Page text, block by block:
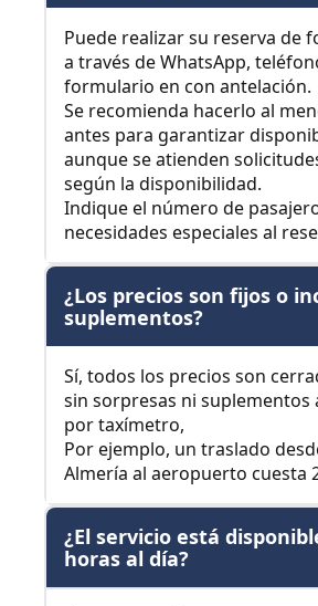
Puede realizar su reserva de
a través de WhatsApp,
formulario en con antelación.
Se recomienda hacerlo al
antes para garantizar
aunque se atienden
según la disponibilidad.
Indique el número de
necesidades especiales al
¿Los precios son fijos o
suplementos?
Sí, todos los precios son
sin sorpresas ni suplementos
por taxímetro,
Por ejemplo, un traslado
Almería al aeropuerto cuesta
¿El servicio está
horas al día?